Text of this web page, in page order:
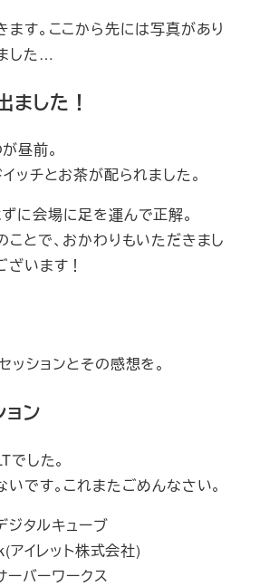
す。ここから先には写真があり
した…
ました！
昼前。
イッチとお茶が配られました。
に会場に足を運んで正解。
ことで、おかわりもいただきまし
ざいます！
ッションとその感想を。
ン
でした。
いです。これまたごめんなさい。
ジタルキューブ
イレット株式会社)
ーバーワークス